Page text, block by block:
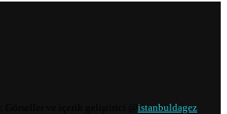
istanbuldagez